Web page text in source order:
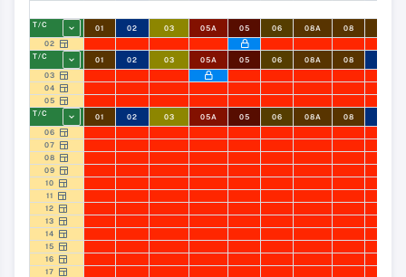
T/C 01 02 03 05A 05 06 08A 08
02
T/C
01 02 03 05A 05 06 08A 08
03
04
05
T/C
01 02 03 05A 05 06 08A 08
06
07
08
09
10
11
12
13
14
15
16
17